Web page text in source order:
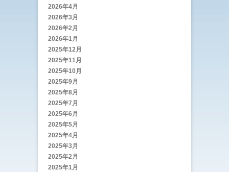
2026年4月
2026年3月
2026年2月
2026年1月
2025年12月
2025年11月
2025年10月
2025年9月
2025年8月
2025年7月
2025年6月
2025年5月
2025年4月
2025年3月
2025年2月
2025年1月